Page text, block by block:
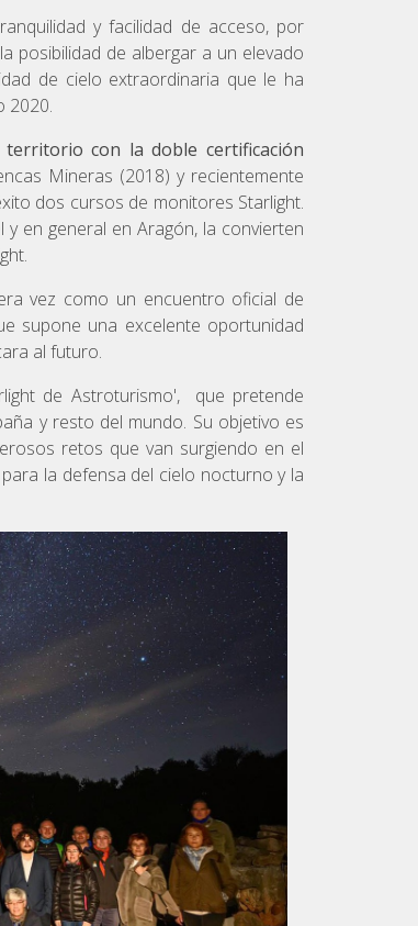
y facilidad de acceso, por
posibilidad de albergar a un elevado
de cielo extraordinaria que le ha
2020.
con la doble certificación
Mineras (2018) y recientemente
dos cursos de monitores Starlight.
en general en Aragón, la convierten
vez como un encuentro oficial de
supone una excelente oportunidad
al futuro.
de Astroturismo', que pretende
y resto del mundo. Su objetivo es
retos que van surgiendo en el
la defensa del cielo nocturno y la